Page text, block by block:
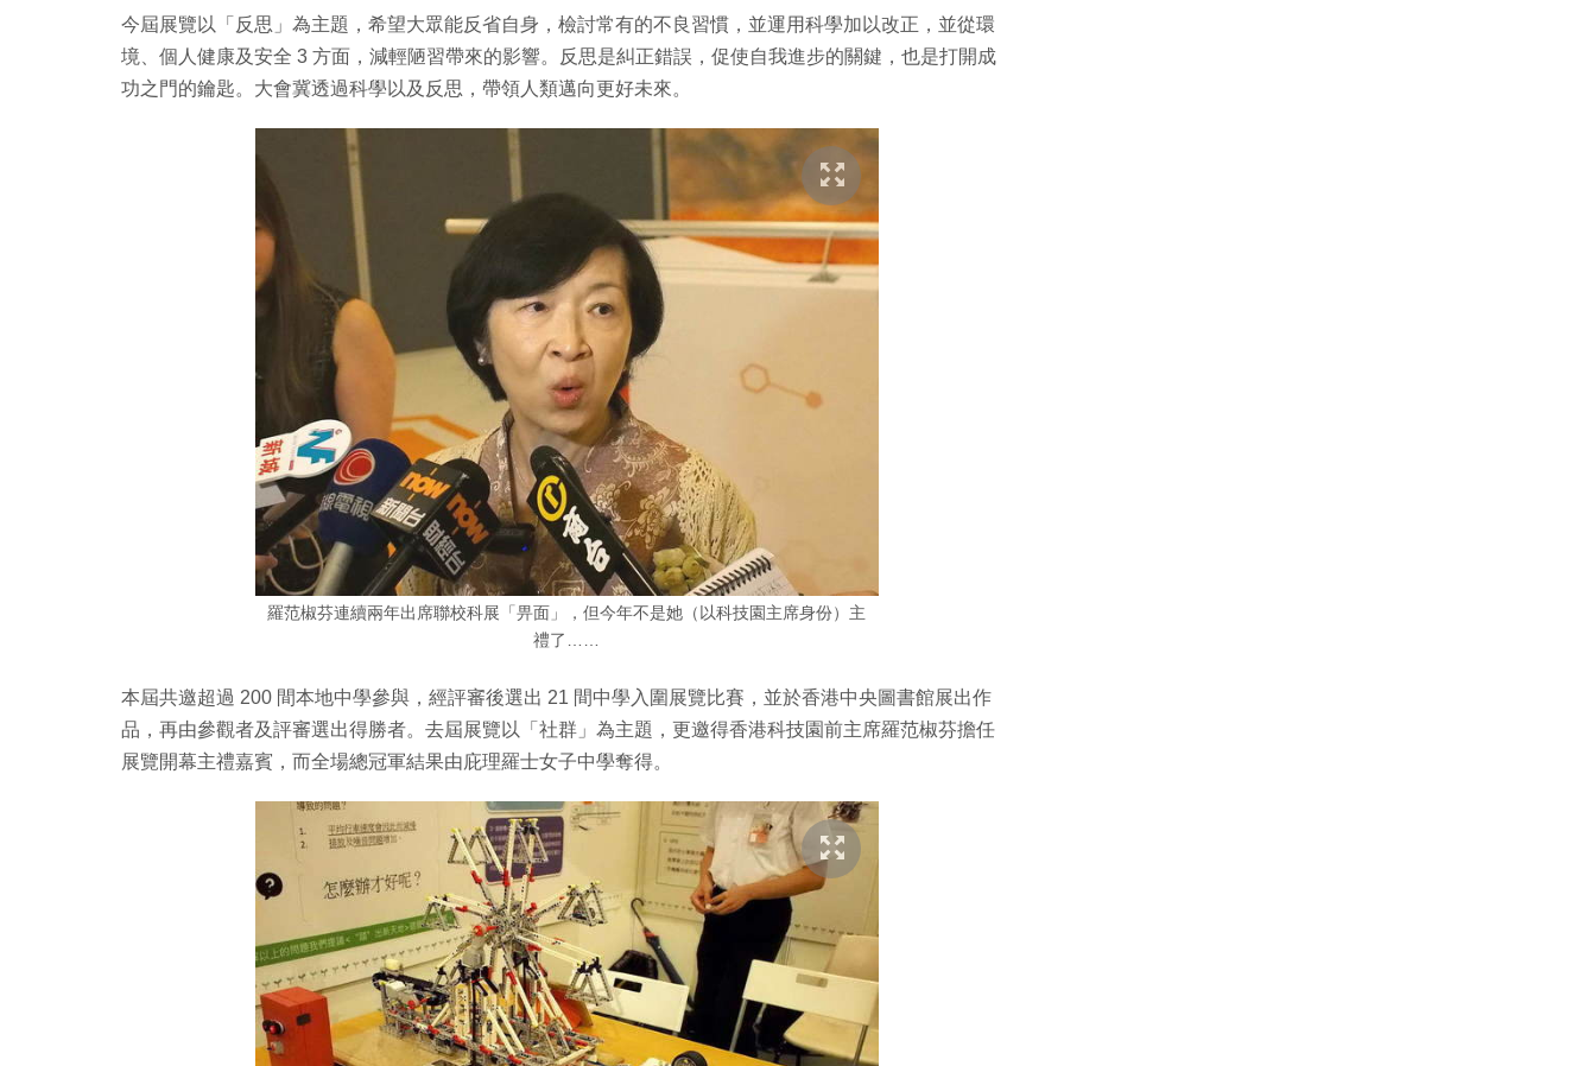
今屆展覽以「反思」為主題，希望大眾能反省自身，檢討常有的不良習慣，並運用科學加以改正，並從環
境、個人健康及安全 3 方面，減輕陋習帶來的影響。反思是糾正錯誤，促使自我進步的關鍵，也是打開成
功之門的鑰匙。大會冀透過科學以及反思，帶領人類邁向更好未來。
羅范椒芬連續兩年出席聯校科展「畀面」，但今年不是她（以科技園主席身份）主
禮了……
本屆共邀超過 200 間本地中學參與，經評審後選出 21 間中學入圍展覽比賽，並於香港中央圖書館展出作
品，再由參觀者及評審選出得勝者。去屆展覽以「社群」為主題，更邀得香港科技園前主席羅范椒芬擔任
展覽開幕主禮嘉賓，而全場總冠軍結果由庇理羅士女子中學奪得。